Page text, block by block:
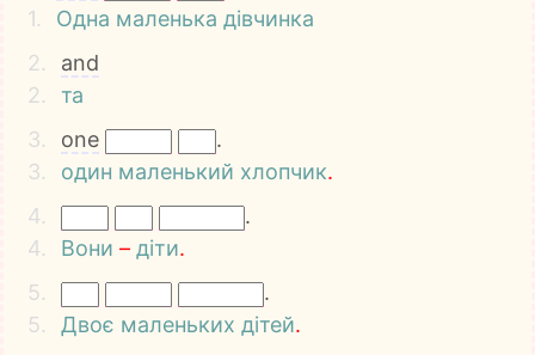
1.
Одна маленька дівчинка
2.
and
2.
та
3.
one
.
3.
один маленький хлопчик.
4.
.
4.
Вони – діти.
5.
.
5.
Двоє маленьких дітей.